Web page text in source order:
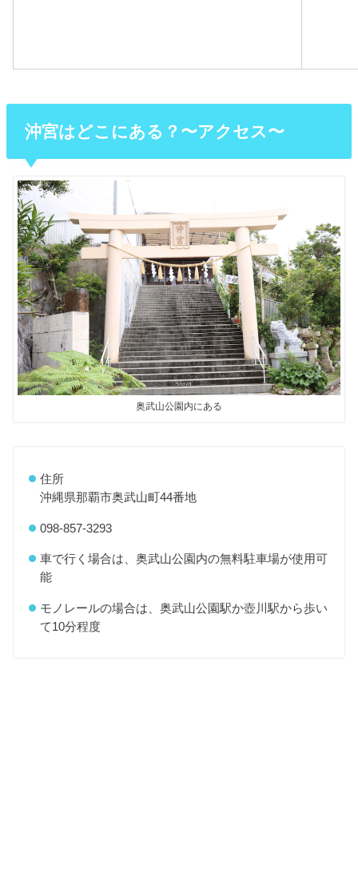
沖宮はどこにある？〜アクセス〜
奥武山公園内にある
住所
沖縄県那覇市奥武山町44番地
098-857-3293
車で行く場合は、奥武山公園内の無料駐車場が使用可
能
モノレールの場合は、奥武山公園駅か壺川駅から歩い
て10分程度